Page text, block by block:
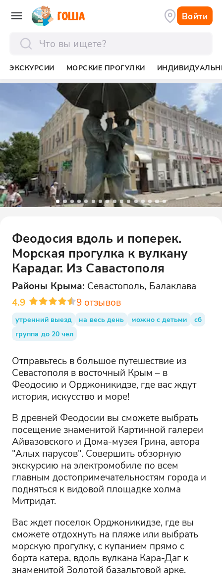
Войти
ЭКСКУРСИИ МОРСКИЕ ПРОГУЛКИ
Феодосия вдоль и поперек.
Морская прогулка к вулкану
Карадаг. Из Савастополя
Районы Крыма: Севастополь, Балаклава
4.9
9 отзывов
утренний выезд на весь день можно с детьми
сб
группа до 20 чел
Отправьтесь в большое путешествие из
Севастополя в восточный Крым – в
Феодосию и Орджоникидзе, где вас ждут
история, искусство и море!
В древней Феодосии вы сможете выбрать
посещение знаменитой Картинной галереи
Айвазовского и Дома-музея Грина, автора
"Алых парусов". Совершить обзорную
экскурсию на электромобиле по всем
главным достопримечательностям города и
подняться к видовой площадке холма
Митридат.
Вас ждет поселок Орджоникидзе, где вы
сможете отдохнуть на пляже или выбрать
морскую прогулку, с купанием прямо с
борта катера, вдоль вулкана Кара-Даг к
знаменитой Золотой базальтовой арке.